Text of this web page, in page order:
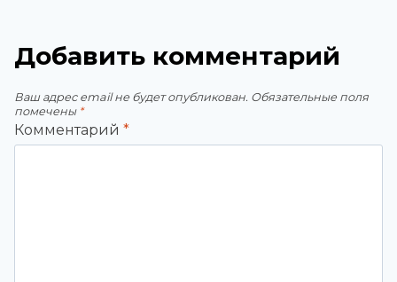
Добавить комментарий
Ваш адрес email не будет опубликован. Обязательные поля
помечены *
Комментарий *